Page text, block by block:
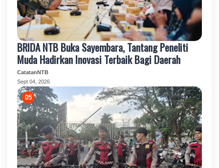
BRIDA NTB Buka Sayembara, Tantang Peneliti
Muda Hadirkan Inovasi Terbaik Bagi Daerah
CatatanNTB
Sept 04, 2026